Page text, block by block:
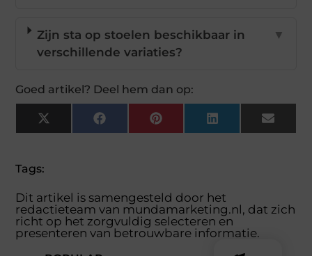
Zijn sta op stoelen beschikbaar in
verschillende variaties?
▼
Goed artikel? Deel hem dan op:
X
(Twitter)
FacebookPinterestLinkedInEmail
Tags:
Dit artikel is samengesteld door het
redactieteam van mundamarketing.nl, dat zich
richt op het zorgvuldig selecteren en
presenteren van betrouwbare informatie.